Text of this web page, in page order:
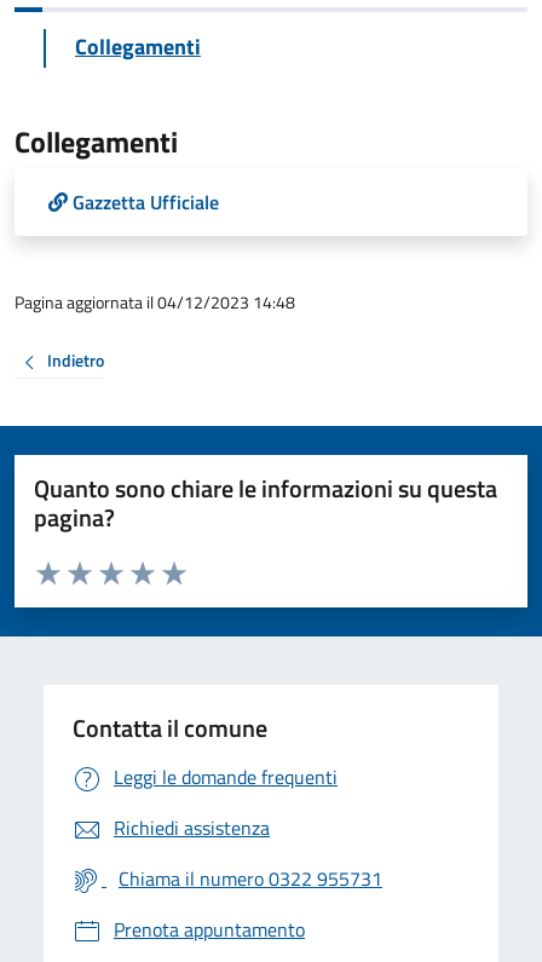
Collegamenti
Collegamenti
Gazzetta Ufficiale
Pagina aggiornata il 04/12/2023 14:48
Indietro
Quanto sono chiare le informazioni su questa
pagina?
Valuta da 1 a 5 stelle la pagina
Valuta 5 stelle su 5
Valuta 4 stelle su 5
Valuta 3 stelle su 5
Valuta 2 stelle su 5
Valuta 1 stelle su 5
Contatta il comune
Leggi le domande frequenti
Richiedi assistenza
Chiama il numero 0322 955731
Prenota appuntamento